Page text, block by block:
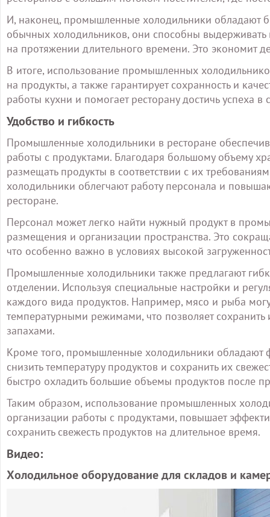
И, наконец, промышленные холодильники обладают
обычных холодильников, они способны выдерживать
на протяжении длительного времени. Это экономит
В итоге, использование промышленных
на продукты, а также гарантирует сохранность и
работы кухни и помогает ресторану достичь успеха
Удобство и гибкость
Промышленные холодильники в ресторане
работы с продуктами. Благодаря большому объему
размещать продукты в соответствии с их
холодильники облегчают работу персонала и
ресторане.
Персонал может легко найти нужный продукт в
размещения и организации пространства. Это
что особенно важно в условиях высокой
Промышленные холодильники также предлагают
отделении. Используя специальные настройки и
каждого вида продуктов. Например, мясо и рыба
температурными режимами, что позволяет сохранить
запахами.
Кроме того, промышленные холодильники обладают
снизить температуру продуктов и сохранить их
быстро охладить большие объемы продуктов после
Таким образом, использование промышленных
организации работы с продуктами, повышает
сохранить свежесть продуктов на длительное время.
Видео:
Холодильное оборудование для складов и